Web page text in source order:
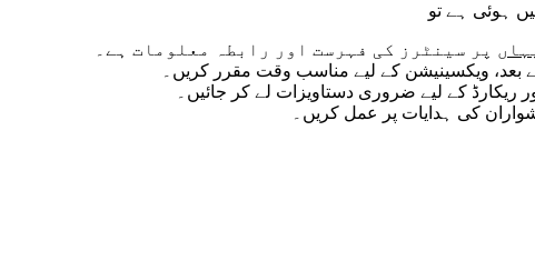
پر سینٹرز کی فہرست اور رابطہ معلومات ہے۔
بعد، ویکسینیشن کے لیے مناسب وقت مقرر کریں۔
ریکارڈ کے لیے ضروری دستاویزات لے کر جائیں۔
کی ہدایات پر عمل کریں۔